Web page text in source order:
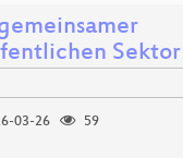
Sektor
03-26
59